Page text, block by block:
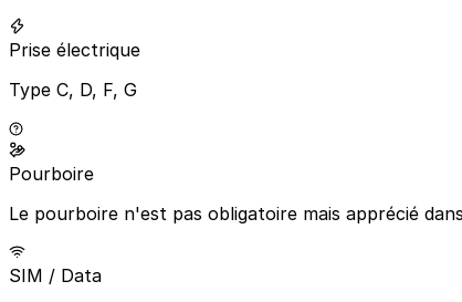
Prise électrique
Type C, D, F, G
Pourboire
Le pourboire n'est pas obligatoire mais apprécié
SIM / Data